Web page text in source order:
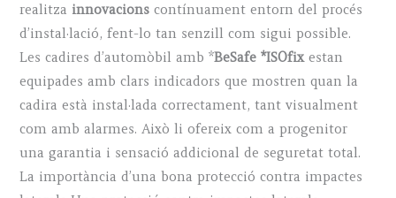
realitza innovacions contínuament entorn del procés
d’instal·lació, fent-lo tan senzill com sigui possible.
Les cadires d’automòbil amb *BeSafe *ISOfixestan
equipades amb clars indicadors que mostren quan la
cadira està instal·lada correctament, tant visualment
com amb alarmes. Això li ofereix com a progenitor
una garantia i sensació addicional de seguretat total.
La importància d’una bona protecció contra impactes